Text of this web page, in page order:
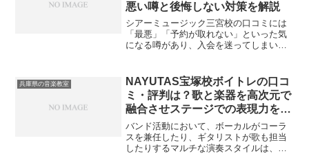
悪い噂と後悔しない対策を解説
シアーミュージック三宮校の口コミには
「最悪」「予約が取れない」といった気
になる噂があり、入会を迷ってしまいま
の質は高く評価されている人気の校舎で
す。ネットの悪い評判を正...
兵庫県の音楽教室
NAYUTAS宝塚校ボイトレの口コ
ミ・評判は？歌と楽器を高次元で
融合させステージでの表現力を劇
的に高める選択
バンド活動において、ボーカルがコーラ
スを兼任したり、ギタリストが歌も担当
したりするマルチな演奏スタイルは、ス